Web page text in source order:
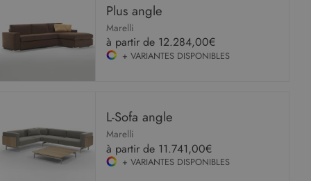
Plus angle
Marelli
à partir de 12.284,00€
+ VARIANTES DISPONIBLES
L-Sofa angle
Marelli
à partir de 11.741,00€
+ VARIANTES DISPONIBLES